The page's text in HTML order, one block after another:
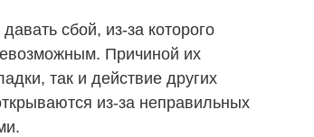
сбой, из-за которого
Причиной их
так и действие других
из-за неправильных